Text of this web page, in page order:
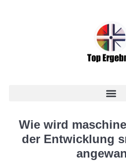
Wie wird
der Entwicklung